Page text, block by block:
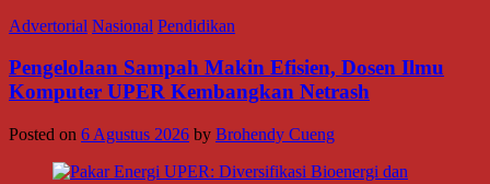
Advertorial Nasional Pendidikan
Pengelolaan Sampah Makin Efisien, Dosen Ilmu
Komputer UPER Kembangkan Netrash
Posted on 6 Agustus 2026 by Brohendy Cueng